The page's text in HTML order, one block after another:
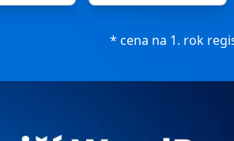
* cena na 1. rok